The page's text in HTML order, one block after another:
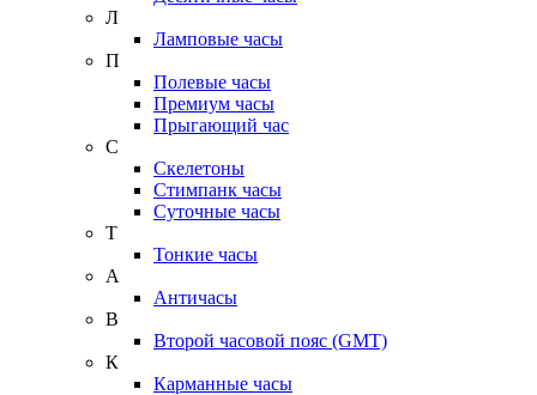
Л
Ламповые часы
П
Полевые часы
Премиум часы
Прыгающий час
С
Скелетоны
Стимпанк часы
Суточные часы
Т
Тонкие часы
А
Античасы
В
Второй часовой пояс (GMT)
К
Карманные часы